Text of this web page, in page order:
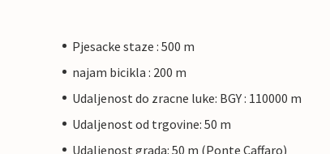
Pjesacke staze : 500 m
najam bicikla : 200 m
Udaljenost do zracne luke: BGY : 110000 m
Udaljenost od trgovine: 50 m
Udaljenost grada: 50 m (Ponte Caffaro)